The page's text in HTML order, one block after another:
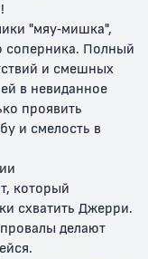
Трепещи, Усатый
"мяу-мишка",
соперника. Полный
и смешных
в невиданное
проявить
и смелость в
который
схватить Джерри.
делают